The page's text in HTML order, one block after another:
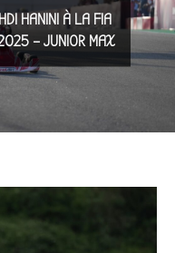
HANINI À LA FIA
– JUNIOR MAX